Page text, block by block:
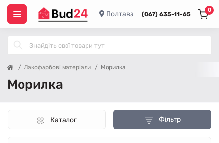
Полтава (067) 635-11-65
0
Лакофарбові матеріали Морилка
Морилка
Фільтр
Каталог